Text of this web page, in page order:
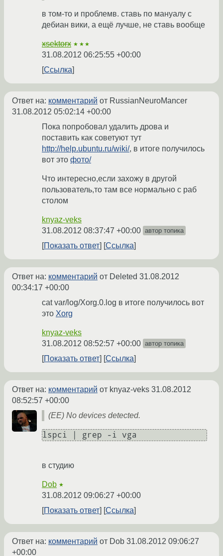
в том-то и проблемв. ставь по мануалу с
дебиан вики, а ещё лучше, не ставь вообще
xsektorx ★★★
31.08.2012 06:25:55 +00:00
Ссылка
Ответ на: комментарий от RussianNeuroMancer
31.08.2012 05:02:14 +00:00
Пока попробовал удалить дрова и
поставить как советуют тут
http://help.ubuntu.ru/wiki/, в итоге получилось
вот это фото/
Что интересно,если захожу в другой
пользователь,то там все нормально с раб
столом
knyaz-veks
31.08.2012 08:37:47 +00:00 автор топика
Показать ответ Ссылка
Ответ на: комментарий от Deleted 31.08.2012
00:34:17 +00:00
cat var/log/Xorg.0.log в итоге получилось вот
это Xorg
knyaz-veks
31.08.2012 08:52:57 +00:00 автор топика
Показать ответ Ссылка
Ответ на: комментарий от knyaz-veks 31.08.2012
08:52:57 +00:00
(EE) No devices detected.
lspci | grep -i vga
в студию
Dob ★
31.08.2012 09:06:27 +00:00
Показать ответ
Ссылка
Ответ на: комментарий от Dob 31.08.2012 09:06:27
+00:00